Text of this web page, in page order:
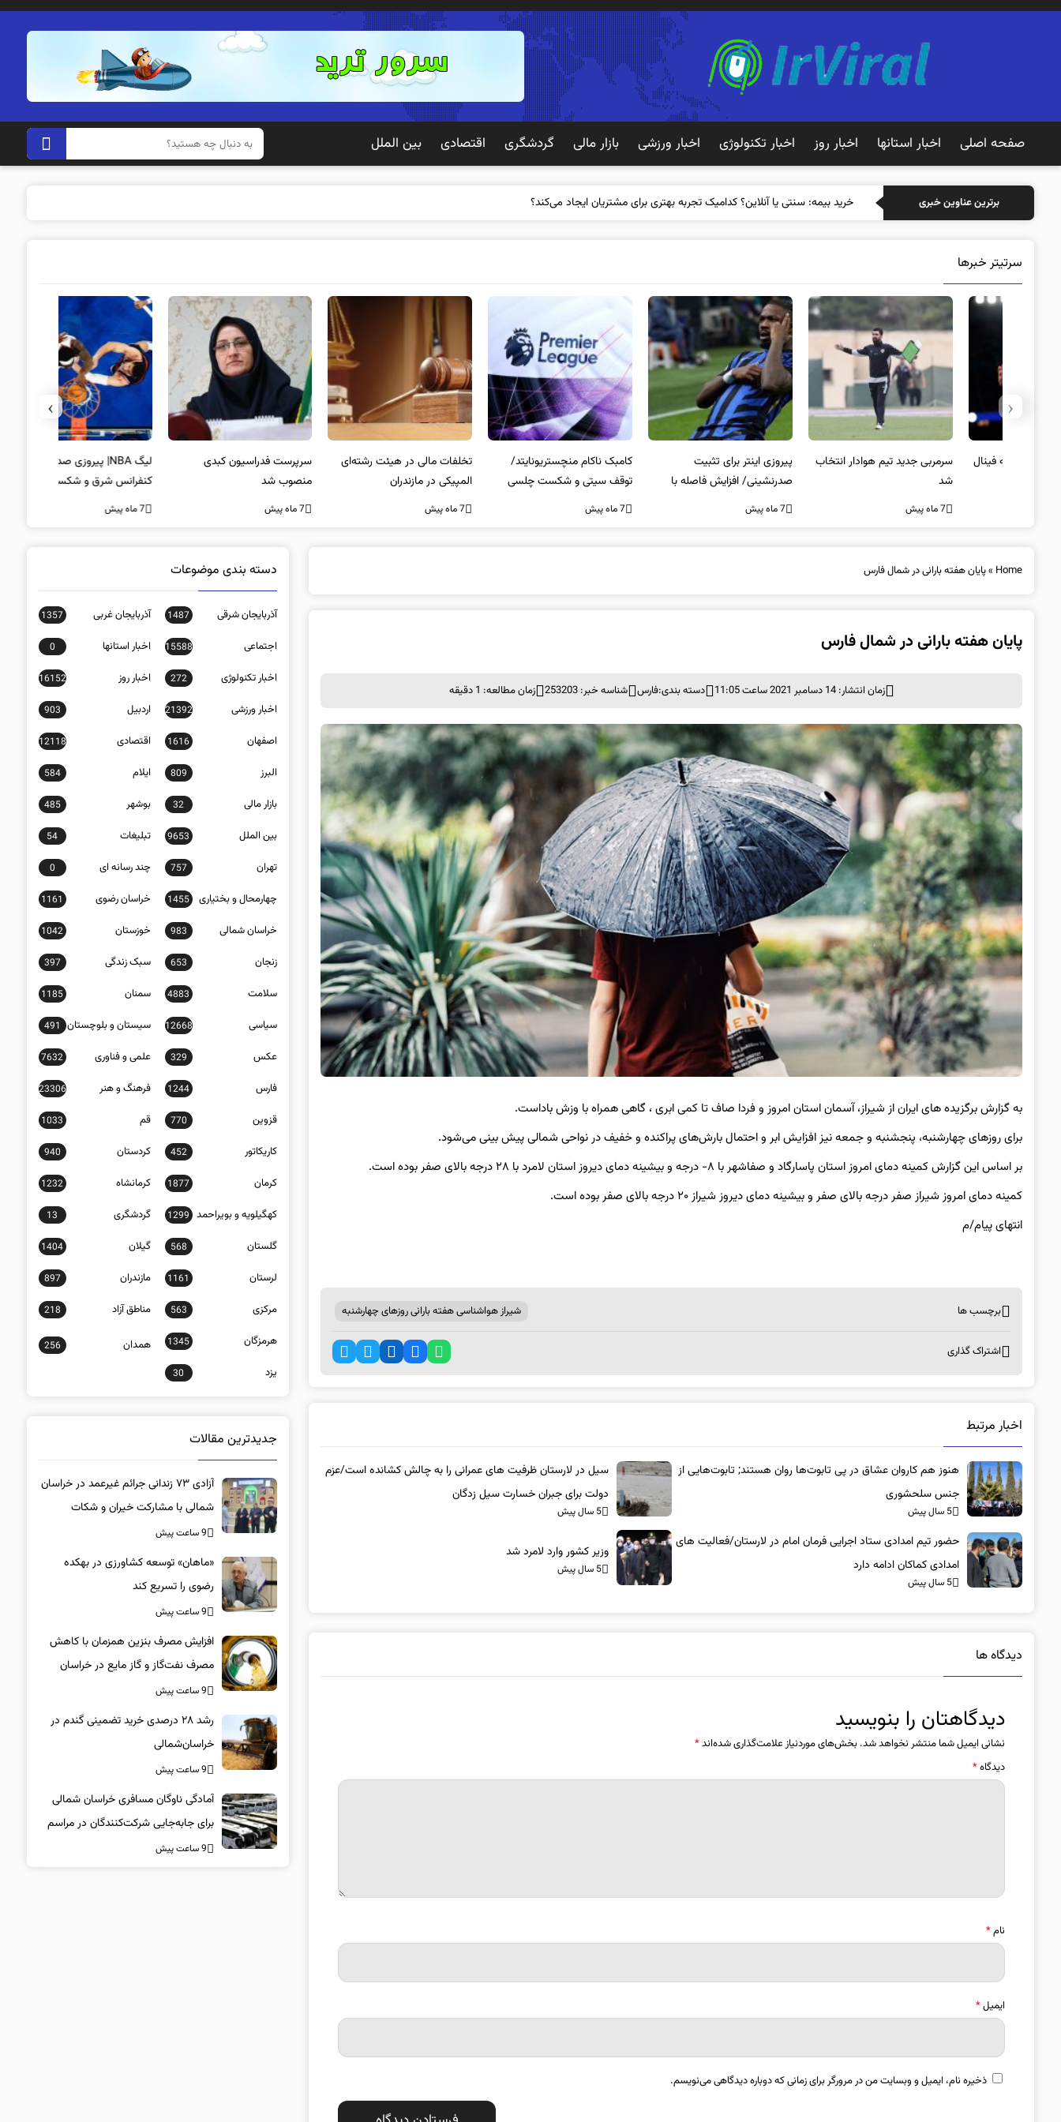
صفحه اصلی اخبار استانها اخبار روز اخبار تکنولوژی اخبار ورزشی بازار مالی گردشگری اقتصادی بین الملل
برترین عناوین خبری خرید ب
سرتیتر خبرها
سرمربی جدید تیم هوادار انتخاب
پیروزی اینتر برای تثبیت
صدرنشینی/ افزایش فاصله با
کامبک ناکام منچستریونایتد/
توقف سیتی و شکست چلسی
تخلفات مالی در هیئت رشته‌ای
المپیکی در مازندران
سرپرست فدراسیون کبدی
لیگ NBA| پیروزی صدرنشینان
کنفرانس شرق و شکست لیکرز در
‹
›
Home
»پایان هفته بارانی در شمال فارس
پایان هفته بارانی در شمال فارس
زمان انتشار: 14 دسامبر 2021 ساعت 11:05 دسته بندی:فارس شناسه خبر: 253203 زمان مطالعه: 1 دقیقه
به گزارش برگزیده های ایران از شیراز، آسمان استان امروز و فردا صاف تا کمی ابری ، گاهی همراه با وزش باداست.
برای روز‌های چهارشنبه، پنجشنبه و جمعه نیز افزایش ابر و احتمال بارش‌های پراکنده و خفیف در نواحی شمالی پیش بینی می‌شود.
بر اساس این گزارش کمینه دمای امروز استان پاسارگاد و صفاشهر با ۸- درجه و بیشینه دمای دیروز استان لامرد با ۲۸ درجه بالای صفر بوده است.
کمینه دمای امروز شیراز صفر درجه بالای صفر و بیشینه دمای دیروز شیراز ۲۰ درجه بالای صفر بوده است.
انتهای پیام/م
برچسب ها شیراز هواشناسی هفته بارانی روز‌های چهارشنبه
اشتراک گذاری
اخبار مرتبط
هنوز هم کاروان عشاق در پی تابوت‌ها روان هستند; تابوت‌هایی از
جنس سلحشوری
5 سال پیش
سیل در لارستان ظرفیت های عمرانی را به چالش کشانده است/عزم
دولت برای جبران خسارت سیل زدگان
5 سال پیش
حضور تیم امدادی ستاد اجرایی فرمان امام در لارستان/فعالیت های
امدادی کماکان ادامه دارد
5 سال پیش
وزیر کشور وارد لامرد شد
5 سال پیش
دیدگاه ها
دیدگاهتان را بنویسید
نشانی ایمیل شما منتشر نخواهد شد. بخش‌های موردنیاز علامت‌گذاری شده‌اند*
دیدگاه*
نام*
ایمیل*
ذخیره نام، ایمیل و وبسایت من در مرورگر برای زمانی که دوباره دیدگاهی می‌نویسم.
دسته بندی موضوعات
آذربایجان شرقی 1487 آذربایجان غربی 1357
اجتماعی 15588 اخبار استانها 0
اخبار تکنولوژی 272 اخبار روز 16152
اخبار ورزشی 21392 اردبیل 903
اصفهان 1616 اقتصادی 12118
البرز 809 ایلام 584
بازار مالی 32 بوشهر 485
بین الملل 9653 تبلیغات 54
تهران 757 چند رسانه ای 0
چهارمحال و بختیاری 1455 خراسان رضوی 1161
خراسان شمالی 983 خوزستان 1042
زنجان 653 سبک زندگی 397
سلامت 4883 سمنان 1185
سیاسی 12668 سیستان و بلوچستان 491
عکس 329 علمی و فناوری 7632
فارس 1244 فرهنگ و هنر 23306
قزوین 770 قم 1033
کاریکاتور 452 کردستان 940
کرمان 1877 کرمانشاه 1232
کهگیلویه و بویراحمد 1299 گردشگری 13
گلستان 568 گیلان 1404
لرستان 1161 مازندران 897
مرکزی 563 مناطق آزاد 218
هرمزگان 1345 همدان 256
یزد 30
جدیدترین مقالات
آزادی ۷۳ زندانی جرائم غیرعمد در خراسان
شمالی با مشارکت خیران و شکات
9 ساعت پیش
«ماهان» توسعه کشاورزی در بهکده
رضوی را تسریع کند
9 ساعت پیش
افزایش مصرف بنزین همزمان با کاهش
مصرف نفت‌گاز و گاز مایع در خراسان
شمالی
9 ساعت پیش
رشد ۲۸ درصدی خرید تضمینی گندم در
خراسان‌شمالی
9 ساعت پیش
آمادگی ناوگان مسافری خراسان شمالی
برای جابه‌جایی شرکت‌کنندگان در مراسم
تشییع پیکر مطهر امام شهید
9 ساعت پیش